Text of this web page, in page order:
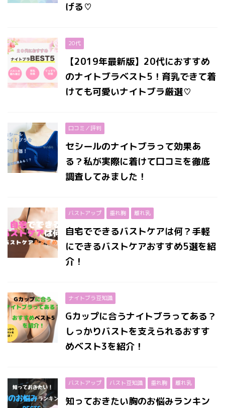
げる♡
20代
【2019年最新版】20代におすすめ
のナイトブラベスト5！育乳できて着
けても可愛いナイトブラ厳選♡
口コミ／評判
セシールのナイトブラって効果あ
る？私が実際に着けて口コミを徹底
調査してみました！
バストアップ 垂れ胸 離れ乳
自宅でできるバストケアは何？手軽
にできるバストケアおすすめ5選を紹
介！
ナイトブラ豆知識
Gカップに合うナイトブラってある？
しっかりバストを支えられるおすす
めベスト3を紹介！
バストアップ バスト豆知識 垂れ胸 離れ乳
知っておきたい胸のお悩みランキン